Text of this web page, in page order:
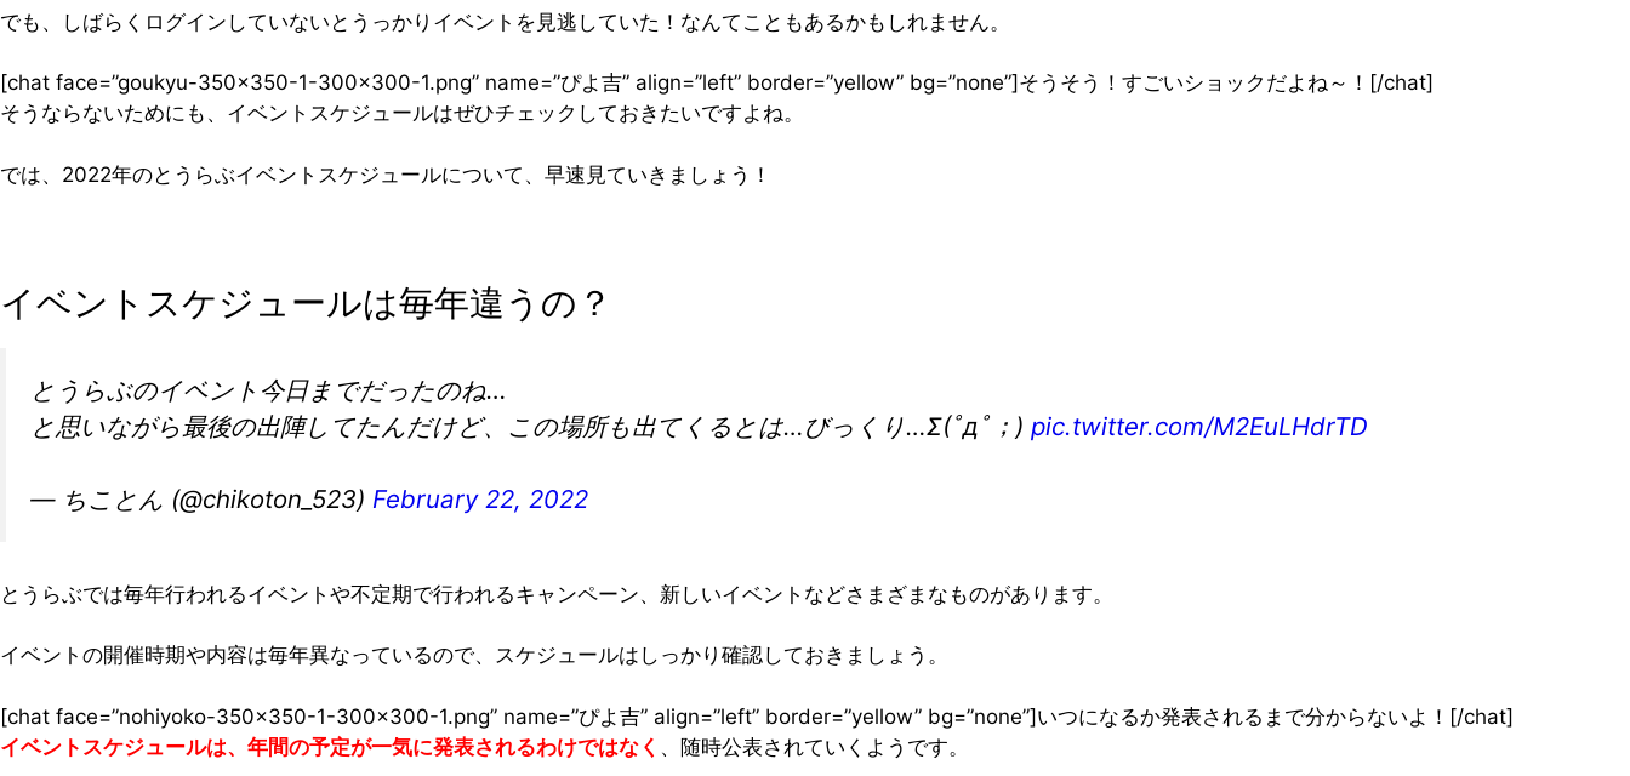
でも、しばらくログインしていないとうっかりイベントを見逃していた！なんてこともあるかもしれません。
[chat face=”goukyu-350×350-1-300×300-1.png” name=”ぴよ吉” align=”left” border=”yellow” bg=”none”]そうそう！すごいショックだよね～！[/chat]
そうならないためにも、イベントスケジュールはぜひチェックしておきたいですよね。
では、2022年のとうらぶイベントスケジュールについて、早速見ていきましょう！
イベントスケジュールは毎年違うの？
とうらぶのイベント今日までだったのね…
と思いながら最後の出陣してたんだけど、この場所も出てくるとは…びっくり…Σ(ﾟдﾟ；) pic.twitter.com/M2EuLHdrTD
— ちことん (@chikoton_523) February 22, 2022
とうらぶでは毎年行われるイベントや不定期で行われるキャンペーン、新しいイベントなどさまざまなものがあります。
イベントの開催時期や内容は毎年異なっているので、スケジュールはしっかり確認しておきましょう。
[chat face=”nohiyoko-350×350-1-300×300-1.png” name=”ぴよ吉” align=”left” border=”yellow” bg=”none”]いつになるか発表されるまで分からないよ！[/chat]
イベントスケジュールは、年間の予定が一気に発表されるわけではなく 、随時公表されていくようです。